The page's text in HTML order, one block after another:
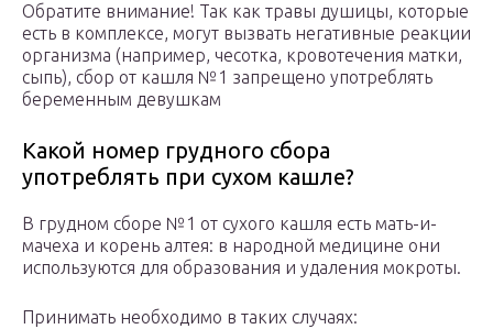
Обратите внимание! Так как травы душицы, которые
есть в комплексе, могут вызвать негативные реакции
организма (например, чесотка, кровотечения матки,
сыпь), сбор от кашля №1 запрещено употреблять
беременным девушкам
Какой номер грудного сбора
употреблять при сухом кашле?
В грудном сборе №1 от сухого кашля есть мать-и-
мачеха и корень алтея: в народной медицине они
используются для образования и удаления мокроты.
Принимать необходимо в таких случаях: